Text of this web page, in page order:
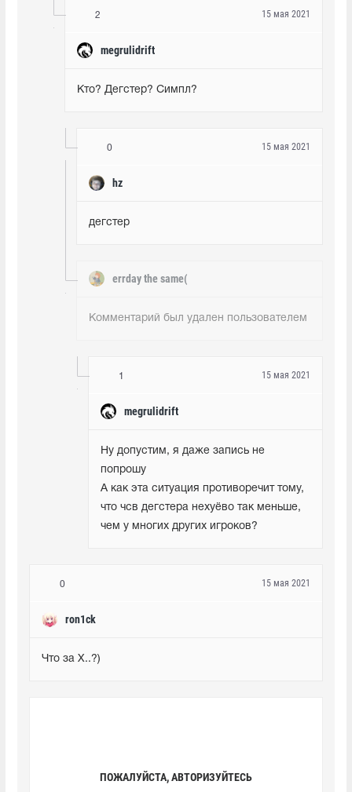
2
megrulidrift
15 мая 2021
Кто? Дегстер? Симпл?
0
hz
15 мая 2021
дегстер
errday the same(
Комментарий был удален пользователем
1
megrulidrift
15 мая 2021
Ну допустим, я даже запись не
попрошу
А как эта ситуация противоречит тому,
что чсв дегстера нехуёво так меньше,
чем у многих других игроков?
0
ron1ck
15 мая 2021
Что за Х..?)
ПОЖАЛУЙСТА, АВТОРИЗУЙТЕСЬ